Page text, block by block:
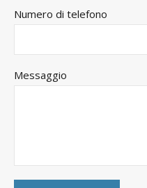
Numero di telefono
Messaggio